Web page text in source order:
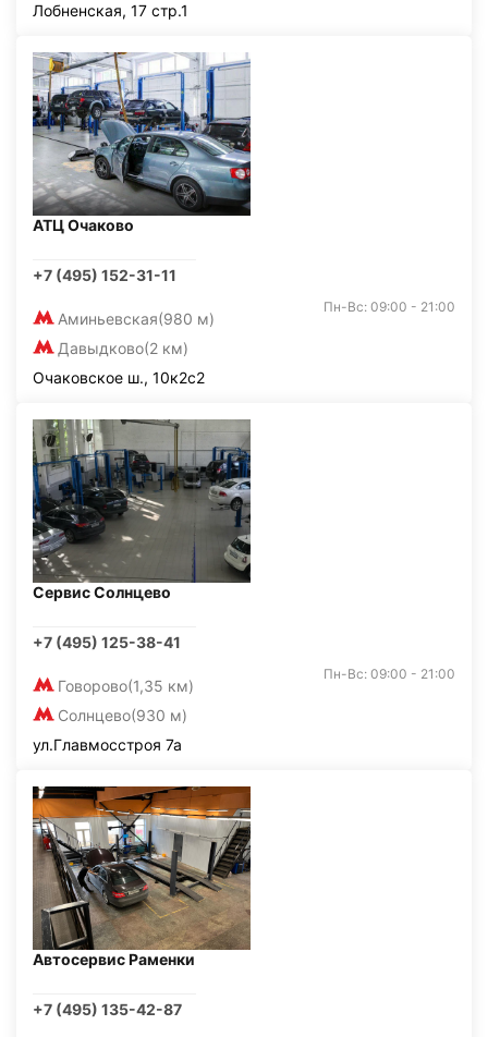
Лобненская, 17 стр.1
АТЦ Очаково
+7 (495) 152-31-11
Аминьевская(980 м)
Давыдково(2 км)
Пн-Вс: 09:00 - 21:00
Очаковское ш., 10к2с2
Сервис Солнцево
+7 (495) 125-38-41
Говорово(1,35 км)
Солнцево(930 м)
Пн-Вс: 09:00 - 21:00
ул.Главмосстроя 7а
Автосервис Раменки
+7 (495) 135-42-87